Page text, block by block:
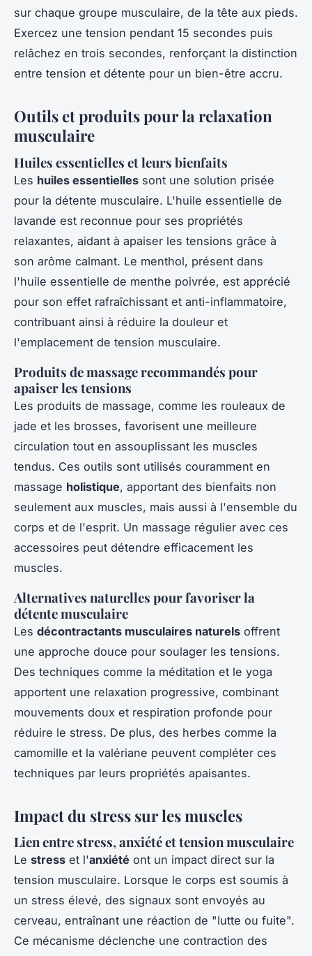
sur chaque groupe musculaire, de la tête aux pieds.
Exercez une tension pendant 15 secondes puis
relâchez en trois secondes, renforçant la distinction
entre tension et détente pour un bien-être accru.
Outils et produits pour la relaxation
musculaire
Huiles essentielles et leurs bienfaits
Les huiles essentielles sont une solution prisée
pour la détente musculaire. L'huile essentielle de
lavande est reconnue pour ses propriétés
relaxantes, aidant à apaiser les tensions grâce à
son arôme calmant. Le menthol, présent dans
l'huile essentielle de menthe poivrée, est apprécié
pour son effet rafraîchissant et anti-inflammatoire,
contribuant ainsi à réduire la douleur et
l'emplacement de tension musculaire.
Produits de massage recommandés pour
apaiser les tensions
Les produits de massage, comme les rouleaux de
jade et les brosses, favorisent une meilleure
circulation tout en assouplissant les muscles
tendus. Ces outils sont utilisés couramment en
massage holistique, apportant des bienfaits non
seulement aux muscles, mais aussi à l'ensemble du
corps et de l'esprit. Un massage régulier avec ces
accessoires peut détendre efficacement les
muscles.
Alternatives naturelles pour favoriser la
détente musculaire
Les décontractants musculaires naturels offrent
une approche douce pour soulager les tensions.
Des techniques comme la méditation et le yoga
apportent une relaxation progressive, combinant
mouvements doux et respiration profonde pour
réduire le stress. De plus, des herbes comme la
camomille et la valériane peuvent compléter ces
techniques par leurs propriétés apaisantes.
Impact du stress sur les muscles
Lien entre stress, anxiété et tension musculaire
Le stress et l'anxiété ont un impact direct sur la
tension musculaire. Lorsque le corps est soumis à
un stress élevé, des signaux sont envoyés au
cerveau, entraînant une réaction de "lutte ou fuite".
Ce mécanisme déclenche une contraction des